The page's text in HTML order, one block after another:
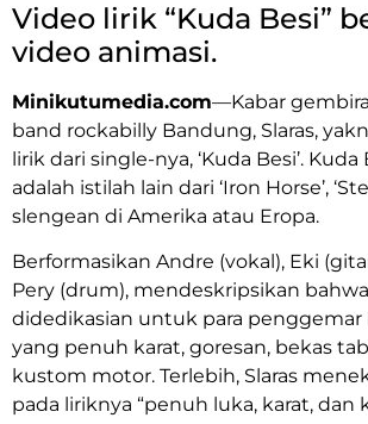
Video lirik “Kuda Besi”
video animasi.
Minikutumedia.com—Kabar
band rockabilly Bandung, Slaras,
lirik dari single-nya, ‘Kuda Besi’.
adalah istilah lain dari ‘Iron Horse’,
slengean di Amerika atau Eropa.
Berformasikan Andre (vokal), Eki
Pery (drum), mendeskripsikan
didedikasian untuk para penggemar
yang penuh karat, goresan, bekas
kustom motor. Terlebih, Slaras
pada liriknya “penuh luka, karat, dan